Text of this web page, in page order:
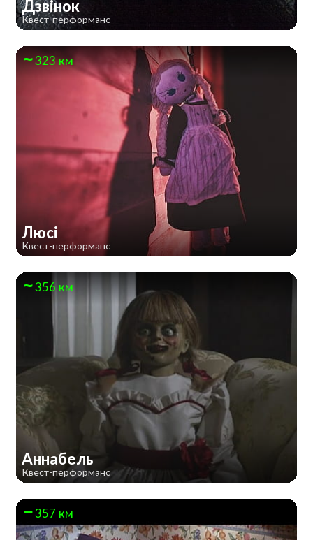
Дзвінок
Квест-перформанс
323 км
Люсі
Квест-перформанс
356 км
Аннабель
Квест-перформанс
357 км